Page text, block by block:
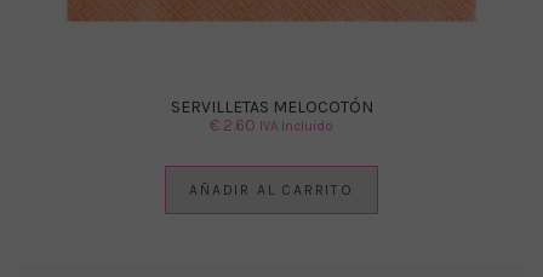
SERVILLETAS MELOCOTÓN
€ 2.60 IVA Incluido
AÑADIR AL CARRITO